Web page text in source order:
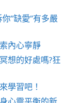
”缺愛”有多嚴
內心寧靜
想的好處嗎?狂
學習吧！